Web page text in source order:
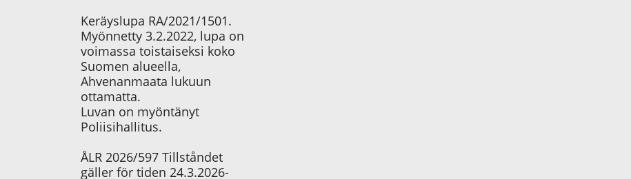
Keräyslupa RA/2021/1501.
Myönnetty 3.2.2022, lupa on
voimassa toistaiseksi koko
Suomen alueella,
Ahvenanmaata lukuun
ottamatta.
Luvan on myöntänyt
Poliisihallitus.
ÅLR 2026/597 Tillståndet
gäller för tiden 24.3.2026-